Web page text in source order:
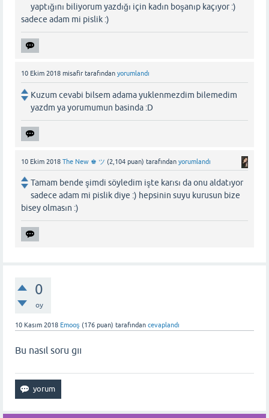
yaptığını biliyorum yazdığı için kadın boşanıp kaçıyor :)
sadece adam mi pislik :)
10 Ekim 2018 misafir tarafından yorumlandı
Kuzum cevabi bilsem adama yuklenmezdim bilemedim
yazdm ya yorumumun basinda :D
10 Ekim 2018 The New ♚ ツ (2,104 puan) tarafından yorumlandı
Tamam bende şimdi söyledim işte karısı da onu aldatıyor
sadece adam mi pislik diye :) hepsinin suyu kurusun bize
bisey olmasın :)
0
oy
10 Kasım 2018 Emooş (176 puan) tarafından cevaplandı
Bu nasıl soru gıı